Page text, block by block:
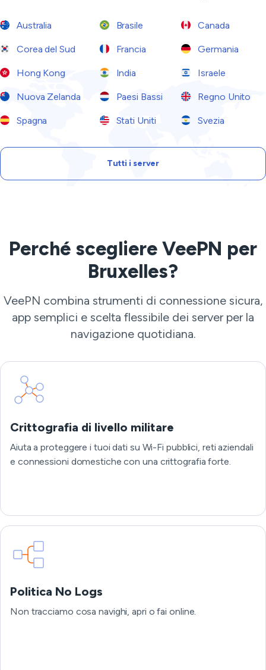
Australia Brasile Canada
Corea del Sud Francia Germania
Hong Kong India Israele
Nuova Zelanda Paesi Bassi Regno Unito
Spagna Stati Uniti Svezia
Tutti i server
Perché scegliere VeePN per
Bruxelles?
VeePN combina strumenti di connessione sicura,
app semplici e scelta flessibile dei server per la
navigazione quotidiana.
Crittografia di livello militare
Aiuta a proteggere i tuoi dati su Wi-Fi pubblici, reti aziendali
e connessioni domestiche con una crittografia forte.
Politica No Logs
Non tracciamo cosa navighi, apri o fai online.